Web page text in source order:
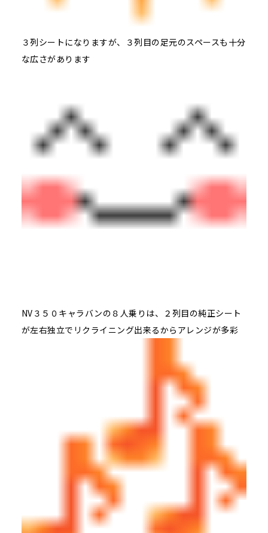
３列シートになりますが、３列目の足元のスペースも十分
な広さがあります
NV３５０キャラバンの８人乗りは、２列目の純正シート
が左右独立でリクライニング出来るからアレンジが多彩